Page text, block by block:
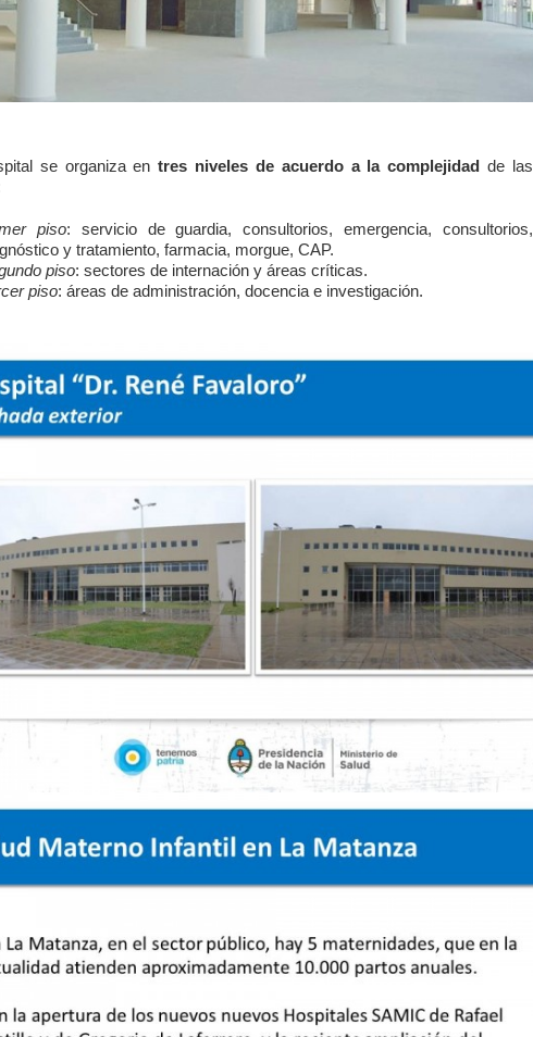
se organiza en tres niveles de acuerdo a la complejidad de las
piso: servicio de guardia, consultorios, emergencia, consultorios,
y tratamiento, farmacia, morgue, CAP.
piso: sectores de internación y áreas críticas.
piso: áreas de administración, docencia e investigación.